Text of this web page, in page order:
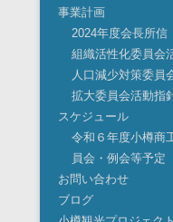
事業計画
2024年度会長所信
組織活性化委員会
人口減少対策委員
拡大委員会活動指
スケジュール
令和６年度小樽
員会・例会等予定
お問い合わせ
ブログ